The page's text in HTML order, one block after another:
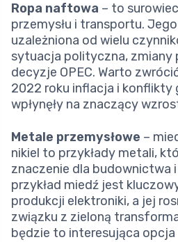
Ropa naftowa – to
przemysłu i transportu.
uzależniona od wielu
sytuacja polityczna, zmiany
decyzje OPEC. Warto
2022 roku inflacja i konflikty
wpłynęły na znaczący
Metale przemysłowe –
nikiel to przykłady metali,
znaczenie dla budownictwa
przykład miedź jest
produkcji elektroniki, a jej
związku z zieloną
będzie to interesująca